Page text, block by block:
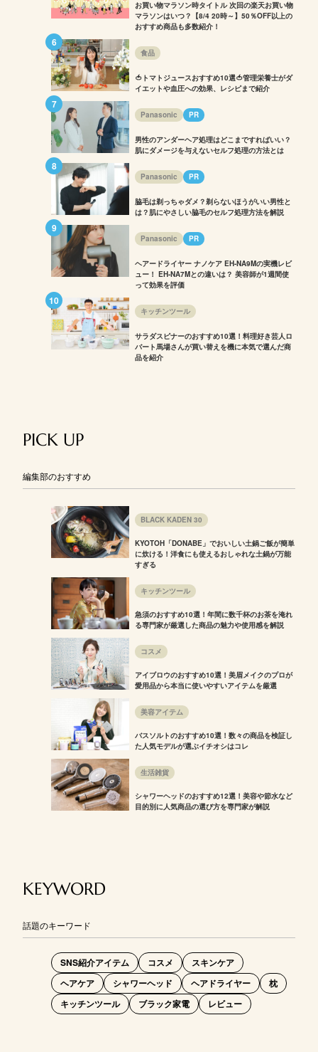
お買い物マラソン時タイトル 次回の楽天お買い物
マラソンはいつ？【8/4 20時～】50％OFF以上の
おすすめ商品も多数紹介！
食品
🍅トマトジュースおすすめ10選🍅管理栄養士がダ
イエットや血圧への効果、レシピまで紹介
Panasonic PR
男性のアンダーヘア処理はどこまですればいい？
肌にダメージを与えないセルフ処理の方法とは
Panasonic PR
脇毛は剃っちゃダメ？剃らないほうがいい男性と
は？肌にやさしい脇毛のセルフ処理方法を解説
Panasonic PR
ヘアードライヤー ナノケア EH-NA9Mの実機レビ
ュー！ EH-NA7Mとの違いは？ 美容師が1週間使
って効果を評価
キッチンツール
サラダスピナーのおすすめ10選！料理好き芸人ロ
バート馬場さんが買い替えを機に本気で選んだ商
品を紹介
PICK UP
編集部のおすすめ
BLACK KADEN 30
KYOTOH「DONABE」でおいしい土鍋ご飯が簡単
に炊ける！洋食にも使えるおしゃれな土鍋が万能
すぎる
キッチンツール
急須のおすすめ10選！年間に数千杯のお茶を淹れ
る専門家が厳選した商品の魅力や使用感を解説
コスメ
アイブロウのおすすめ10選！美眉メイクのプロが
愛用品から本当に使いやすいアイテムを厳選
美容アイテム
バスソルトのおすすめ10選！数々の商品を検証し
た人気モデルが選ぶイチオシはコレ
生活雑貨
シャワーヘッドのおすすめ12選！美容や節水など
目的別に人気商品の選び方を専門家が解説
KEYWORD
話題のキーワード
SNS紹介アイテム コスメ
スキンケア
ヘアケア
シャワーヘッド ヘアドライヤー
枕
キッチンツール
ブラック家電 レビュー